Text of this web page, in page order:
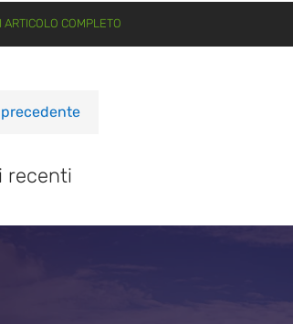
ARTICOLO COMPLETO
recenti